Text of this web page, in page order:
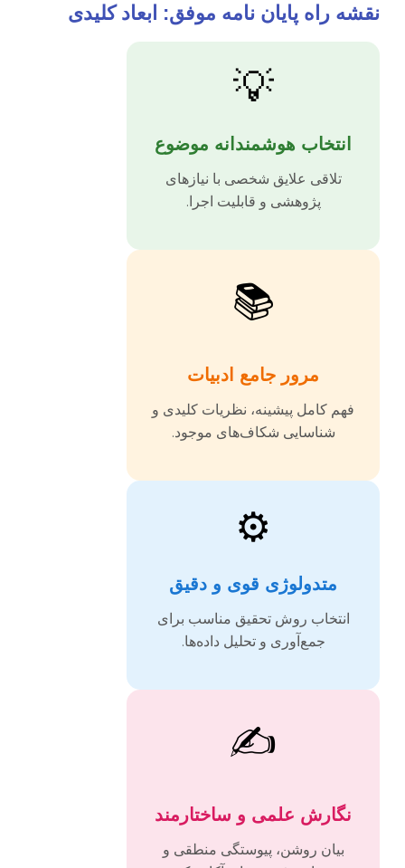
نقشه راه پایان نامه موفق: ابعاد کلیدی
💡
انتخاب هوشمندانه موضوع
تلاقی علایق شخصی با نیازهای
پژوهشی و قابلیت اجرا.
📚
مرور جامع ادبیات
فهم کامل پیشینه، نظریات کلیدی و
شناسایی شکاف‌های موجود.
⚙️
متدولوژی قوی و دقیق
انتخاب روش تحقیق مناسب برای
جمع‌آوری و تحلیل داده‌ها.
✍️
نگارش علمی و ساختارمند
بیان روشن، پیوستگی منطقی و